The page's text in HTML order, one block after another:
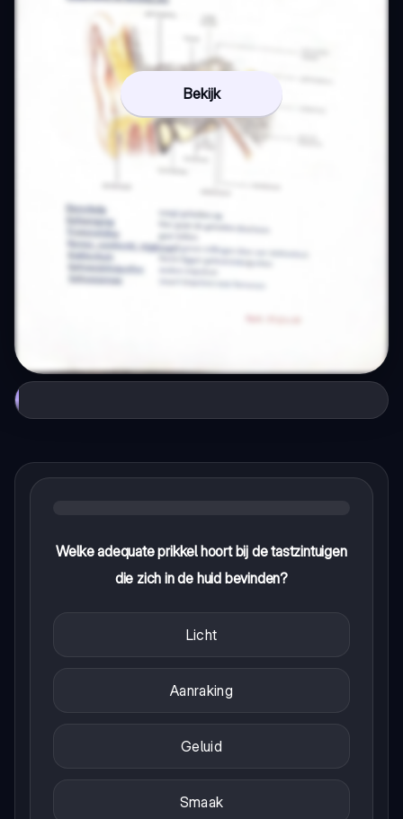
Bekijk
Welke adequate prikkel hoort bij de tastzintuigen
die zich in de huid bevinden?
Licht
Aanraking
Geluid
Smaak